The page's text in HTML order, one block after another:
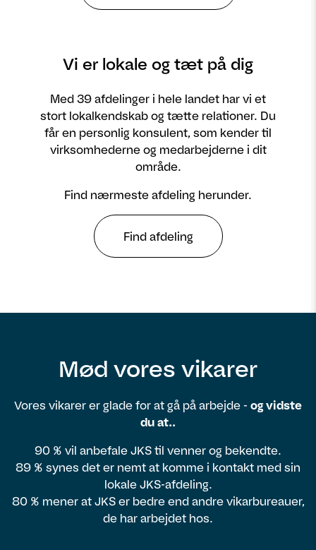
Vi er lokale og tæt på dig
Med 39 afdelinger i hele landet har vi et
stort lokalkendskab og tætte relationer. Du
får en personlig konsulent, som kender til
virksomhederne og medarbejderne i dit
område.
Find nærmeste afdeling herunder.
Find afdeling
Mød vores vikarer
Vores vikarer er glade for at gå på arbejde - og vidste
du at..
90 % vil anbefale JKS til venner og bekendte.
89 % synes det er nemt at komme i kontakt med sin
lokale JKS-afdeling.
80 % mener at JKS er bedre end andre vikarbureauer,
de har arbejdet hos.